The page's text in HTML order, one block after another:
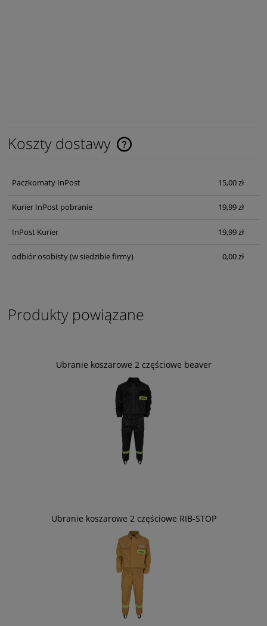
Koszty dostawy
Cena nie zawiera ewentualnych kosztów płatności
Paczkomaty InPost 15,00 zł
Kurier InPost pobranie 19,99 zł
InPost Kurier 19,99 zł
odbiór osobisty(w siedzibie firmy) 0,00 zł
Produkty powiązane
Ubranie koszarowe 2 częściowe beaver
Ubranie koszarowe 2 częściowe RIB-STOP